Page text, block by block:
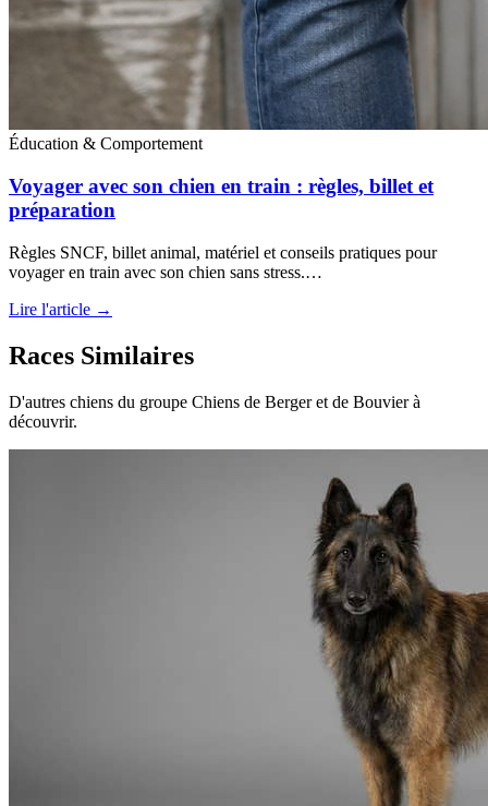
Éducation & Comportement
Voyager avec son chien en train : règles, billet et
préparation
Règles SNCF, billet animal, matériel et conseils pratiques pour
voyager en train avec son chien sans stress.…
Lire l'article →
Races Similaires
D'autres chiens du groupe Chiens de Berger et de Bouvier à
découvrir.